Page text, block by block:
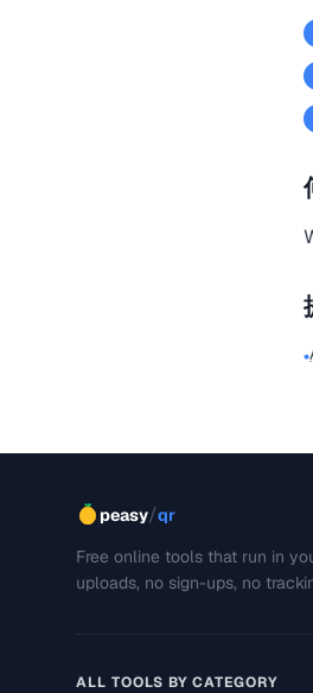
•
peasy/qr
Free online tools that run in
uploads, no sign-ups, no
ALL TOOLS BY CATEGORY